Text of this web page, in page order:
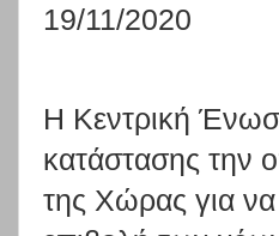
19/11/2020
Η Κεντρική
κατάστασης την
της Χώρας για να